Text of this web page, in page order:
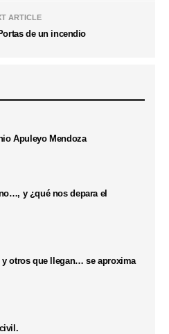
ARTICLE
de un incendio
Apuleyo Mendoza
y ¿qué nos depara el
y otros que llegan… se aproxima